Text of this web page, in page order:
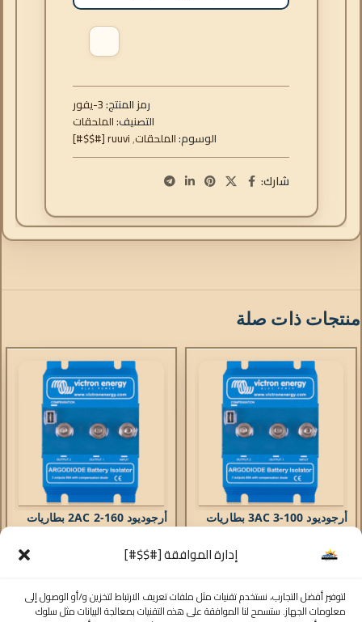
إدارة الموافقة [#$$#]
لتوفير أفضل التجارب، نستخدم تقنيات مثل ملفات تعريف الارتباط لتخزين و/أو الوصول إلى
معلومات الجهاز. ستسمح لنا الموافقة على هذه التقنيات بمعالجة البيانات مثل سلوك
رمز المنتج:روفي-3
التصنيف:الملحقات
الوسوم:الملحقات,
ruuvi [#$$#]
شارك:
منتجات ذات صلة
أرجوديود 100-3AC 3 بطاريات
الملحقات
تسمح عوازل بطارية Argodiode
أرجوديود 160-2AC 2 بطاريات
الملحقات
تسمح عوازل بطارية Argodiode